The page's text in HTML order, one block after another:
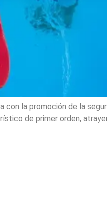
con la promoción de la
de primer orden,